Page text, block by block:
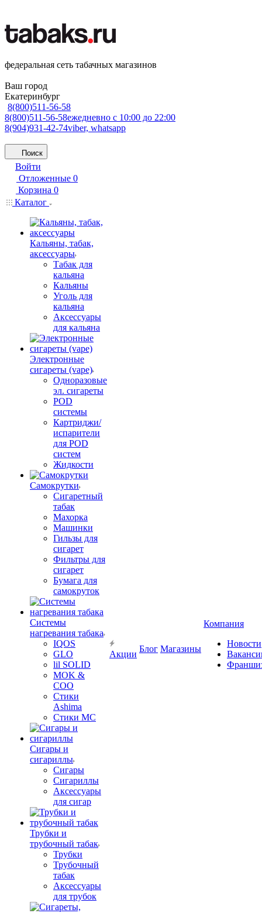
федеральная сеть табачных магазинов
Ваш город
Екатеринбург
8(800)511-56-58
8(800)511-56-58ежедневно с 10:00 до 22:00
8(904)931-42-74viber, whatsapp
Поиск
Войти
Отложенные 0
Корзина 0
Каталог
Кальяны, табак,
аксессуары
Табак для
кальяна
Кальяны
Уголь для
кальяна
Аксессуары
для кальяна
Электронные
сигареты (vape)
Одноразовые
эл. сигареты
POD
системы
Картриджи/
испарители
для POD
систем
Жидкости
Самокрутки
Сигаретный
табак
Махорка
Машинки
Гильзы для
сигарет
Фильтры для
сигарет
Бумага для
самокруток
Системы
нагревания табака
IQOS
GLO
lil SOLID
MOK &
COO
Стики
Ashima
Стики MC
Сигары и
сигариллы
Сигары
Сигариллы
Аксессуары
для сигар
Трубки и
трубочный табак
Трубки
Трубочный
табак
Аксессуары
для трубок
Акции
Блог Магазины
Компания
Новости